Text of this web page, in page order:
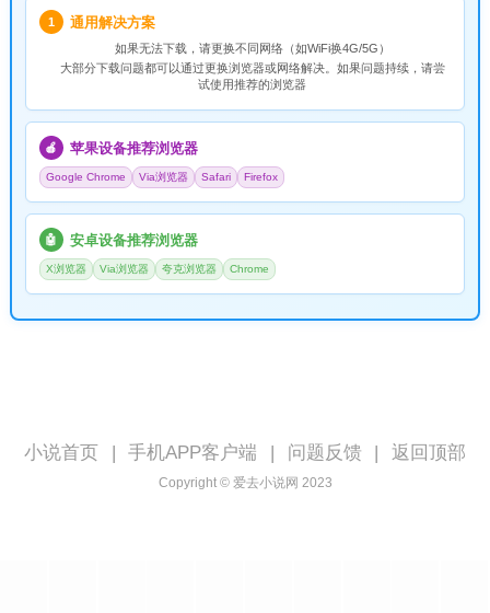
1 通用解决方案
如果无法下载，请更换不同网络（如WiFi换4G/5G）
大部分下载问题都可以通过更换浏览器或网络解决。如果问题持续，请尝
试使用推荐的浏览器
🍎 苹果设备推荐浏览器
Google Chrome Via浏览器 Safari Firefox
🤖 安卓设备推荐浏览器
X浏览器 Via浏览器 夸克浏览器 Chrome
小说首页 手机APP客户端 问题反馈 返回顶部
Copyright © 爱去小说网 2023